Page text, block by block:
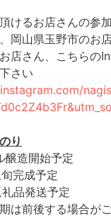
けるお店さんの参
岡山県玉野市のお店
店さん、こちらの
さい
り
醸造開始予定
完成予定
品発送予定
は前後する場合が